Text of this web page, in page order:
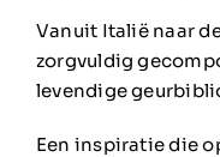
Vanuit Italië naar
zorgvuldig
levendige
Een inspiratie die